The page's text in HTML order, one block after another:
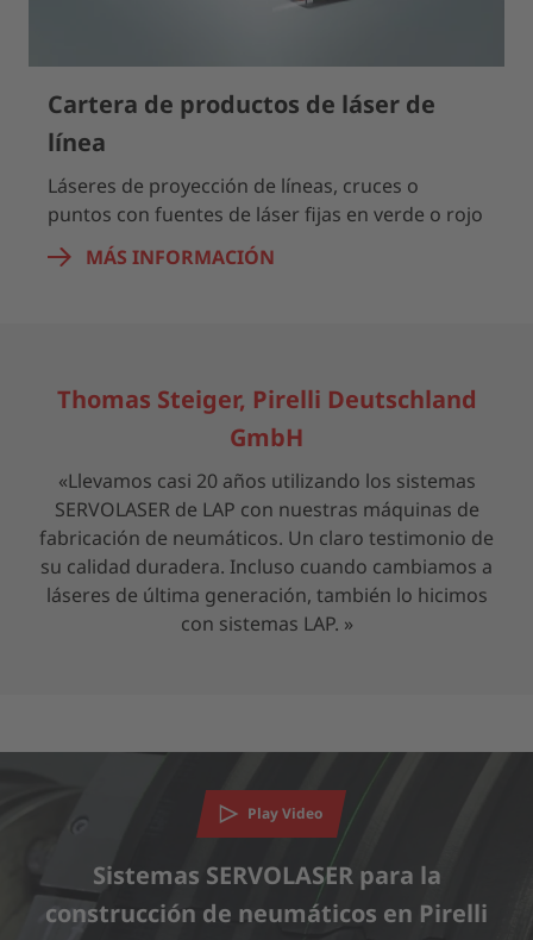
Cartera de productos de láser de
línea
Láseres de proyección de líneas, cruces o
puntos con fuentes de láser fijas en verde o rojo
MÁS INFORMACIÓN
Thomas Steiger, Pirelli Deutschland
GmbH
«Llevamos casi 20 años utilizando los sistemas
SERVOLASER de LAP con nuestras máquinas de
fabricación de neumáticos. Un claro testimonio de
su calidad duradera. Incluso cuando cambiamos a
láseres de última generación, también lo hicimos
con sistemas LAP. »
Necesitamos su consentimiento para cargar
el servicio YouTube Video.
Utilizamos un servicio de terceros para incrustar contenido
de vídeo que puede recopilar datos sobre su actividad. Le
rogamos que revise los detalles y acepte el servicio para ver
Play Video
Sistemas SERVOLASER para la
construcción de neumáticos en Pirelli